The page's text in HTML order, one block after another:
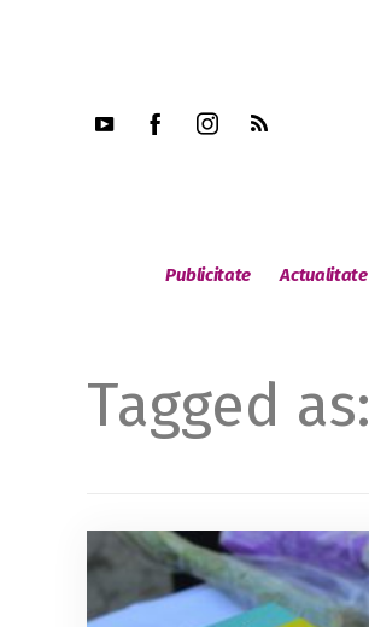
Publicitate Actualitate
Tagged as: